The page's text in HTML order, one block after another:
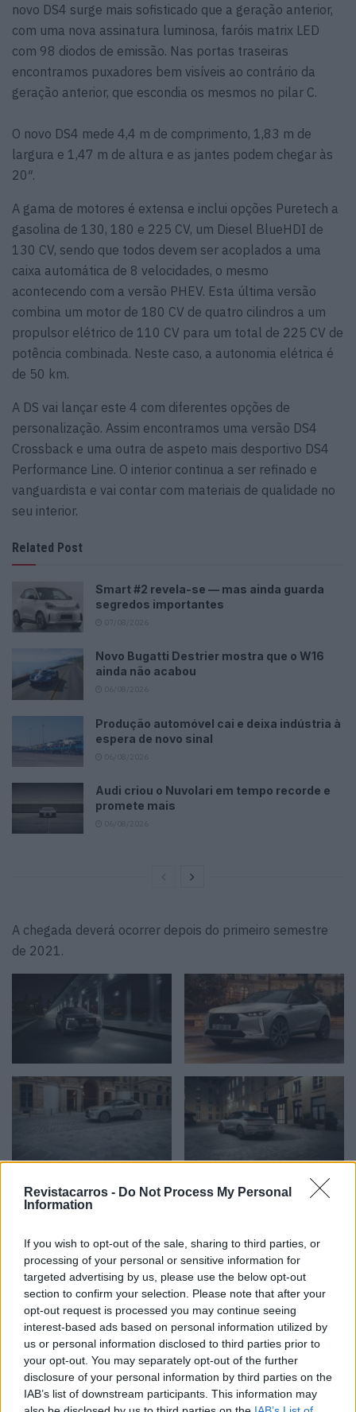
Revistacarros - Do Not Process My Personal
Information
If you wish to opt-out of the sale, sharing to third parties, or
processing of your personal or sensitive information for
targeted advertising by us, please use the below opt-out
section to confirm your selection. Please note that after your
opt-out request is processed you may continue seeing
interest-based ads based on personal information utilized by
us or personal information disclosed to third parties prior to
your opt-out. You may separately opt-out of the further
disclosure of your personal information by third parties on the
IAB’s list of downstream participants. This information may
novo DS4 surge mais sofisticado que a geração anterior,
com uma nova assinatura luminosa, faróis matrix LED
com 98 diodos de emissão. Nas portas traseiras
encontramos puxadores bem visíveis ao contrário da
geração anterior, que escondia os mesmos no pilar C.
O novo DS4 mede 4,4 m de comprimento, 1,83 m de
largura e 1,47 m de altura e as jantes podem chegar às
20″.
A gama de motores é extensa e inclui opções Puretech a
gasolina de 130, 180 e 225 CV, um Diesel BlueHDI de
130 CV, sendo que todos devem ser acoplados a uma
caixa automática de 8 velocidades, o mesmo
acontecendo com a versão PHEV. Esta última versão
combina um motor de 180 CV de quatro cilindros a um
propulsor elétrico de 110 CV para um total de 225 CV de
potência combinada. Neste caso, a autonomia elétrica é
de 50 km.
A DS vai lançar este 4 com diferentes opções de
personalização. Assim encontramos uma versão DS4
Crossback e uma outra de aspeto mais desportivo DS4
Performance Line. O interior continua a ser refinado e
vanguardista e vai contar com materiais de qualidade no
seu interior.
Related Post
Smart #2 revela-se — mas ainda guarda
segredos importantes
Novo Bugatti Destrier mostra que o W16
ainda não acabou
Produção automóvel cai e deixa indústria à
espera de novo sinal
Audi criou o Nuvolari em tempo recorde e
promete mais
A chegada deverá ocorrer depois do primeiro semestre
de 2021.